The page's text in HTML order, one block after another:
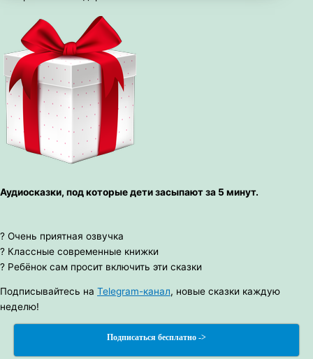
Аудиосказки, под которые дети засыпают за 5 минут.
? Очень приятная озвучка
? Классные современные книжки
? Ребёнок сам просит включить эти сказки
Подписывайтесь на Telegram-канал, новые сказки каждую
неделю!
Подписаться бесплатно ->